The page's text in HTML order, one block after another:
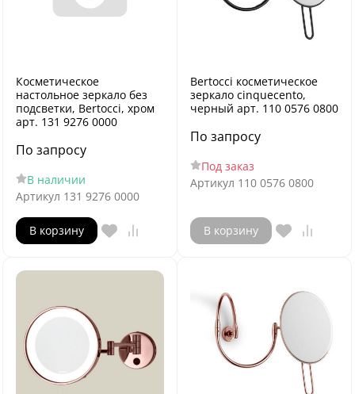
Косметическое
настольное зеркало без
подсветки, Bertocci, хром
арт. 131 9276 0000
По запросу
В наличии
Артикул 131 9276 0000
В корзину
Bertocci косметическое
зеркало cinquecento,
черный арт. 110 0576 0800
По запросу
Под заказ
Артикул 110 0576 0800
В корзину